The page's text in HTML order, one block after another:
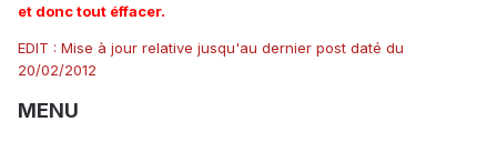
et donc tout éffacer.
EDIT : Mise à jour relative jusqu'au dernier post daté du
20/02/2012
MENU